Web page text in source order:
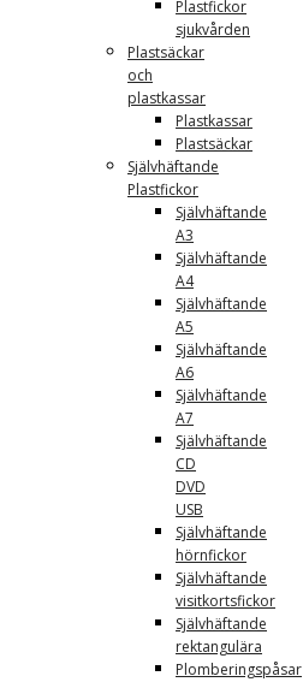
Plastfickor
sjukvården
Plastsäckar
och
plastkassar
Plastkassar
Plastsäckar
Självhäftande
Plastfickor
Självhäftande
A3
Självhäftande
A4
Självhäftande
A5
Självhäftande
A6
Självhäftande
A7
Självhäftande
CD
DVD
USB
Självhäftande
hörnfickor
Självhäftande
visitkortsfickor
Självhäftande
rektangulära
Plomberingspåsar